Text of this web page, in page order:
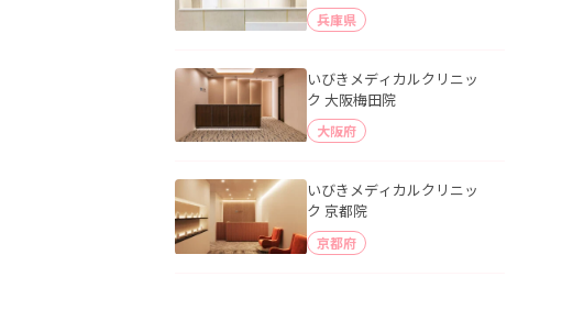
兵庫県
いびきメディカルクリニッ
ク 大阪梅田院
大阪府
いびきメディカルクリニッ
ク 京都院
京都府